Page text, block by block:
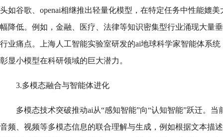
头如谷歌、openai相继推出轻量化模型，在特定任务中性能媲
幅降低。例如，金融、医疗、法律等知识密集型行业涌现大量
行业痛点。上海人工智能实验室研发的ai地球科学家智能体系
彰显小模型在科研领域的巨大潜力。
3.多模态融合与智能体进化
多模态技术突破推动ai从“感知智能”向“认知智能”跃迁。
音频、视频等多模态信息的联合理解与生成，例如根据文本描